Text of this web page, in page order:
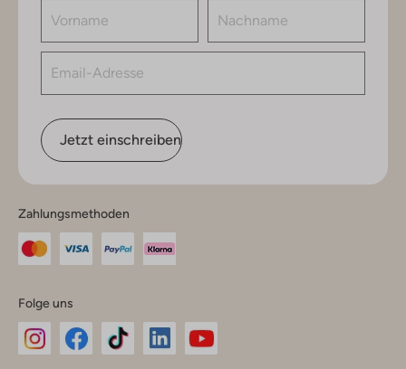
Jetzt einschreiben
Zahlungsmethoden
Folge uns